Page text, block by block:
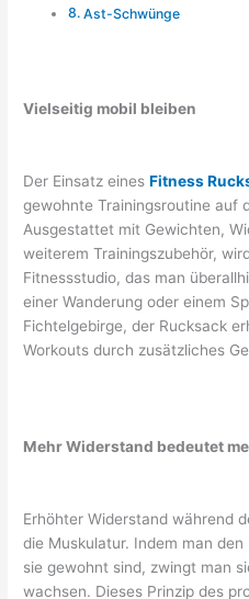
Ast-Schwünge
Vielseitig mobil bleiben
Der Einsatz einesFitness
gewohnte Trainingsroutine auf
Ausgestattet mit Gewichten,
weiterem Trainingszubehör,
Fitnessstudio, das man
einer Wanderung oder einem
Fichtelgebirge, der Rucksack
Workouts durch zusätzliches
Mehr Widerstand bedeutet
Erhöhter Widerstand während
die Muskulatur. Indem man
sie gewohnt sind, zwingt man
wachsen. Dieses Prinzip des